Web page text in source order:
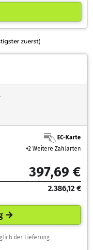
zuerst)
EC-Karte
+2 Weitere Zahlarten
397,69 €
2.386,12 €
der Lieferung